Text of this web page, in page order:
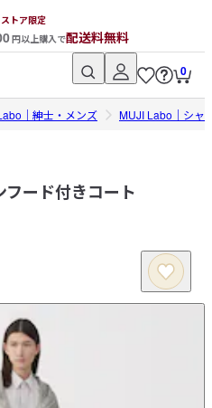
トア限定
円以上購入で配送料無料
0
｜紳士・メンズ MUJI Labo｜シャ
ード付きコート